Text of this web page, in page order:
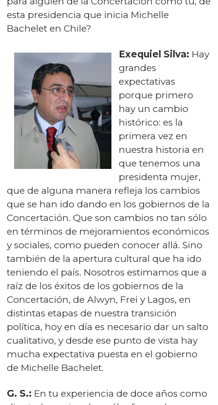
esta presidencia que inicia Michelle
Bachelet en Chile?
Exequiel Silva: Hay
grandes
expectativas
porque primero
hay un cambio
histórico: es la
primera vez en
nuestra historia en
que tenemos una
presidenta mujer,
que de alguna manera refleja los cambios
que se han ido dando en los gobiernos de la
Concertación. Que son cambios no tan sólo
en términos de mejoramientos económicos
y sociales, como pueden conocer allá. Sino
también de la apertura cultural que ha ido
teniendo el país. Nosotros estimamos que a
raíz de los éxitos de los gobiernos de la
Concertación, de Alwyn, Frei y Lagos, en
distintas etapas de nuestra transición
política, hoy en día es necesario dar un salto
cualitativo, y desde ese punto de vista hay
mucha expectativa puesta en el gobierno
de Michelle Bachelet.
G. S.: En tu experiencia de doce años como